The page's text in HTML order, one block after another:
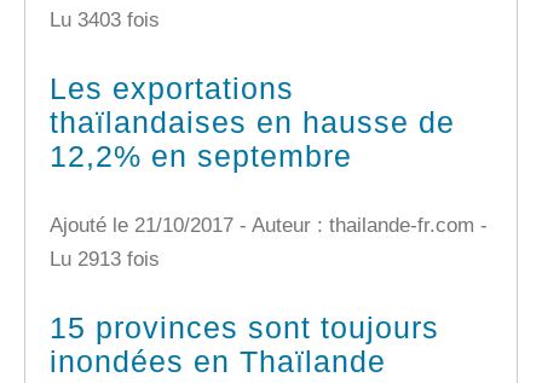
Lu 3403 fois
Les exportations
thaïlandaises en hausse de
12,2% en septembre
Ajouté le 21/10/2017 - Auteur : thailande-fr.com -
Lu 2913 fois
15 provinces sont toujours
inondées en Thaïlande